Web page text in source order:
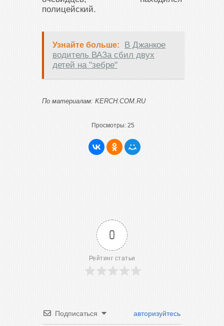
полицейский.
Узнайте больше:
В Джанкое
водитель ВАЗа сбил двух
детей на "зебре"
По материалам: KERCH.COM.RU
Просмотры: 25
0
Рейтинг статьи
Подписаться авторизуйтесь